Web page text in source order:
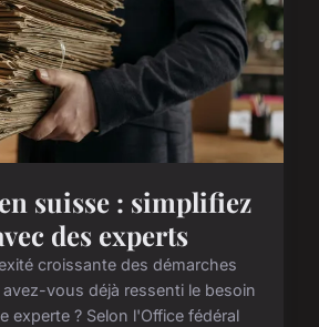
suisse : simplifiez
des experts
croissante des démarches
vous déjà ressenti le besoin
experte ? Selon l'Office fédéral